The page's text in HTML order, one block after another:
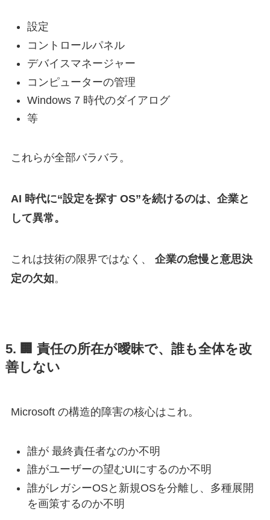
設定
コントロールパネル
デバイスマネージャー
コンピューターの管理
Windows 7 時代のダイアログ
等
これらが全部バラバラ。
AI 時代に“設定を探す OS”を続けるのは、企業と
して異常。
これは技術の限界ではなく、 企業の怠慢と意思決
定の欠如。
5. 🏢 責任の所在が曖昧で、誰も全体を改
善しない
Microsoft の構造的障害の核心はこれ。
誰が 最終責任者なのか不明
誰がユーザーの望むUIにするのか不明
誰がレガシーOSと新規OSを分離し、多種展開
を画策するのか不明